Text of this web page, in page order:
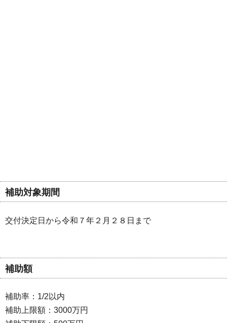
補助対象期間
交付決定日から令和７年２月２８日まで
補助額
補助率：1/2以内
補助上限額：3000万円